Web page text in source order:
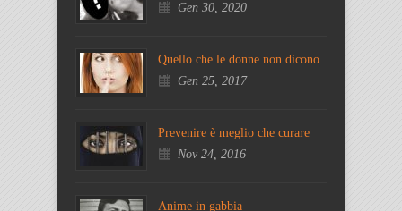
Gen 30, 2020
Quello che le donne non dicono
Gen 25, 2017
Prevenire è meglio che curare
Nov 24, 2016
Anime in gabbia